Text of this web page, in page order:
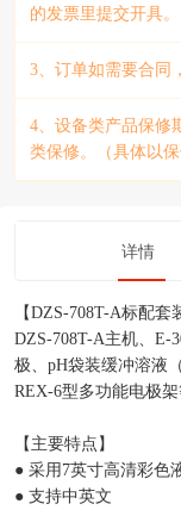
的发票里提交开具。
3、订单如需要合同
4、设备类产品保修
类保修。（具体以
详情
【DZS-708T-A标配套
DZS-708T-A主机、E-
极、pH袋装缓冲溶液
REX-6型多功能电极
【主要特点】
● 采用7英寸高清彩色
● 支持中英文